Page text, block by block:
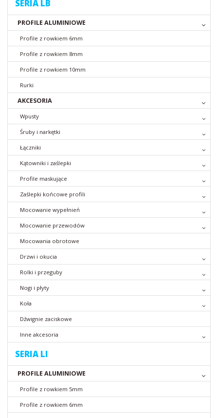
SERIA LB
PROFILE ALUMINIOWE
Profile z rowkiem 6mm
Profile z rowkiem 8mm
Profile z rowkiem 10mm
Rurki
AKCESORIA
Wpusty
Śruby i narkętki
Łączniki
Kątowniki i zaślepki
Profile maskujące
Zaślepki końcowe profili
Mocowanie wypełnień
Mocowanie przewodów
Mocowania obrotowe
Drzwi i okucia
Rolki i przeguby
Nogi i płyty
Koła
Dźwignie zaciskowe
Inne akcesoria
SERIA LI
PROFILE ALUMINIOWE
Profile z rowkiem 5mm
Profile z rowkiem 6mm